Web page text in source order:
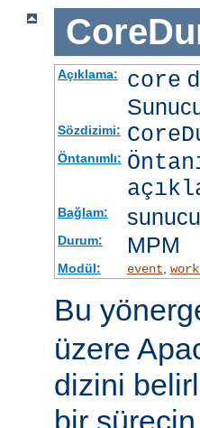
Açıklama: core
Sözdizimi:
Öntanımlı:
Bağlam:
Durum: MPM
Modül: event
Bu
üzere
dizini
bir